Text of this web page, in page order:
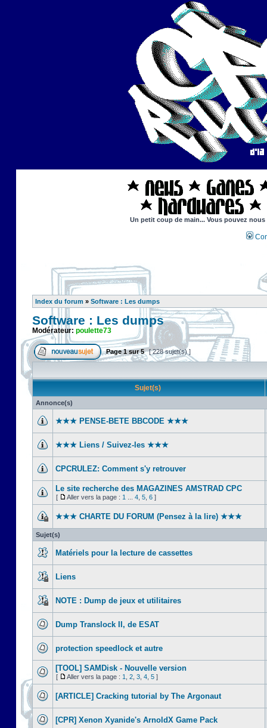
Un petit coup de main... Vous pouvez
Index du forum » Software : Les dumps
Software : Les dumps
Modérateur: poulette73
Page1sur5 [ 228 sujet(s) ]
Sujet(s)
Annonce(s)
★★★ PENSE-BETE BBCODE ★★★
★★★ Liens / Suivez-les ★★★
CPCRULEZ: Comment s'y retrouver‎
Le site recherche des MAGAZINES AMSTRAD CPC
[ Aller vers la page : 1 4 5 6 ]
★★★ CHARTE DU FORUM (Pensez à la lire) ★★★
Sujet(s)
Matériels pour la lecture de cassettes
Liens
NOTE : Dump de jeux et utilitaires
Dump Translock II, de ESAT
protection speedlock et autre
[TOOL] SAMDisk - Nouvelle version
[ Aller vers la page : 1 2 3 4 5 ]
[ARTICLE] Cracking tutorial by The Argonaut
[CPR] Xenon Xyanide's ArnoldX Game Pack